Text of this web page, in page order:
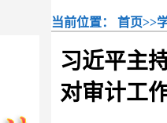
当前位置： 首页>>
习近平主
对审计工